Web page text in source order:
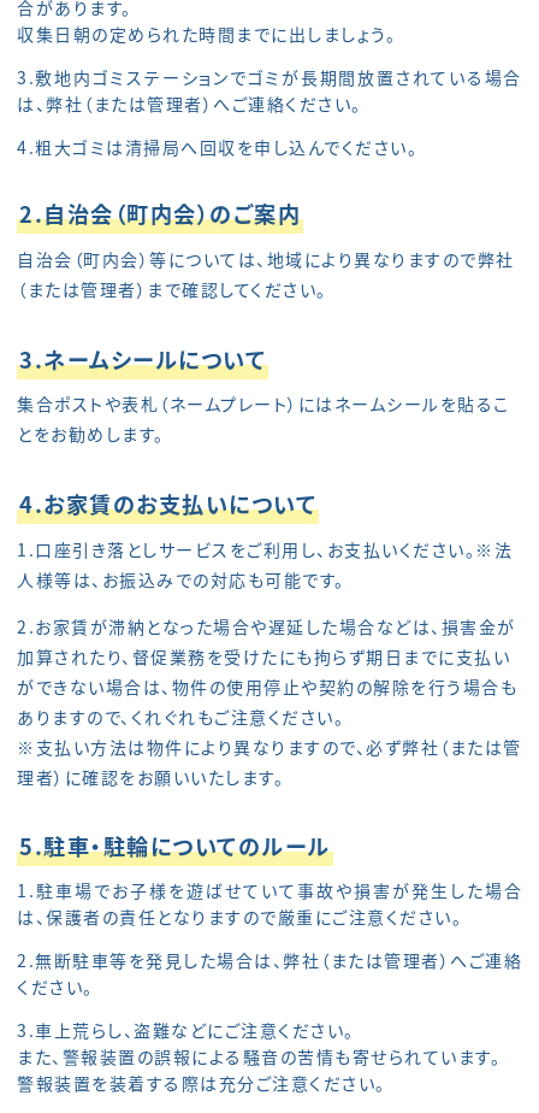
合があります。
収集日朝の定められた時間までに出しましょう。
3.敷地内ゴミステーションでゴミが長期間放置されている場合
は、弊社（または管理者）へご連絡ください。
4.粗大ゴミは清掃局へ回収を申し込んでください。
2.自治会（町内会）のご案内
自治会（町内会）等については、地域により異なりますので弊社
（または管理者）まで確認してください。
3.ネームシールについて
集合ポストや表札（ネームプレート）にはネームシールを貼るこ
とをお勧めします。
4.お家賃のお支払いについて
1.口座引き落としサービスをご利用し、お支払いください。※法
人様等は、お振込みでの対応も可能です。
2.お家賃が滞納となった場合や遅延した場合などは、損害金が
加算されたり、督促業務を受けたにも拘らず期日までに支払い
ができない場合は、物件の使用停止や契約の解除を行う場合も
ありますので、くれぐれもご注意ください。
※支払い方法は物件により異なりますので、必ず弊社（または管
理者）に確認をお願いいたします。
5.駐車・駐輪についてのルール
1.駐車場でお子様を遊ばせていて事故や損害が発生した場合
は、保護者の責任となりますので厳重にご注意ください。
2.無断駐車等を発見した場合は、弊社（または管理者）へご連絡
ください。
3.車上荒らし、盗難などにご注意ください。
また、警報装置の誤報による騒音の苦情も寄せられています。
警報装置を装着する際は充分ご注意ください。